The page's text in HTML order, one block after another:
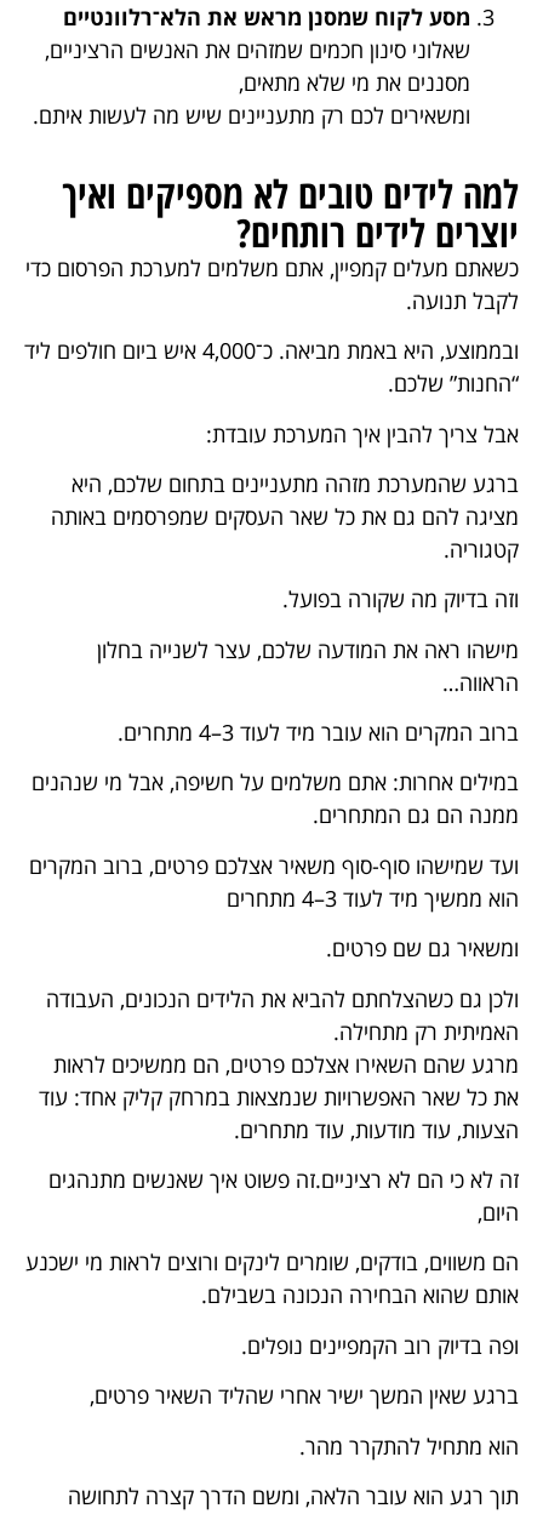
מסע לקוח שמסנן מראש את הלא־רלוונטיים
שאלוני סינון חכמים שמזהים את האנשים הרציניים,
מסננים את מי שלא מתאים,
ומשאירים לכם רק מתעניינים שיש מה לעשות איתם.
למה לידים טובים לא מספיקים ואיך
יוצרים לידים רותחים?
כשאתם מעלים קמפיין, אתם משלמים למערכת הפרסום כדי
לקבל תנועה.
ובממוצע, היא באמת מביאה. כ־4,000 איש ביום חולפים ליד
“החנות” שלכם.
אבל צריך להבין איך המערכת עובדת:
ברגע שהמערכת מזהה מתעניינים בתחום שלכם, היא
מציגה להם גם את כל שאר העסקים שמפרסמים באותה
קטגוריה.
וזה בדיוק מה שקורה בפועל.
מישהו ראה את המודעה שלכם, עצר לשנייה בחלון
הראווה…
ברוב המקרים הוא עובר מיד לעוד 3–4 מתחרים.
במילים אחרות: אתם משלמים על חשיפה, אבל מי שנהנים
ממנה הם גם המתחרים.
ועד שמישהו סוף-סוף משאיר אצלכם פרטים, ברוב המקרים
הוא ממשיך מיד לעוד 3–4 מתחרים
ומשאיר גם שם פרטים.
ולכן גם כשהצלחתם להביא את הלידים הנכונים, העבודה
האמיתית רק מתחילה.
מרגע שהם השאירו אצלכם פרטים, הם ממשיכים לראות
את כל שאר האפשרויות שנמצאות במרחק קליק אחד: עוד
הצעות, עוד מודעות, עוד מתחרים.
זה לא כי הם לא רציניים.זה פשוט איך שאנשים מתנהגים
היום,
הם משווים, בודקים, שומרים לינקים ורוצים לראות מי ישכנע
אותם שהוא הבחירה הנכונה בשבילם.
ופה בדיוק רוב הקמפיינים נופלים.
ברגע שאין המשך ישיר אחרי שהליד השאיר פרטים,
הוא מתחיל להתקרר מהר.
תוך רגע הוא עובר הלאה, ומשם הדרך קצרה לתחושה